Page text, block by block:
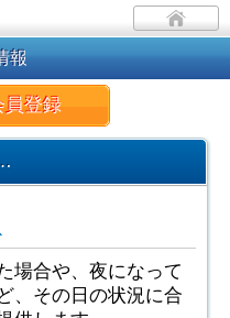
報
員登録
場合や、夜になって
、その日の状況に合